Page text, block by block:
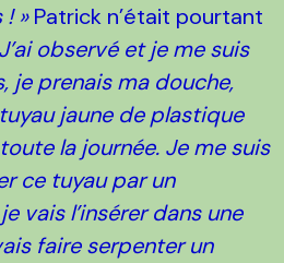
»Patrick n’était pourtant
observé et je me suis
je prenais ma douche,
jaune de plastique
la journée. Je me suis
ce tuyau par un
vais l’insérer dans une
faire serpenter un